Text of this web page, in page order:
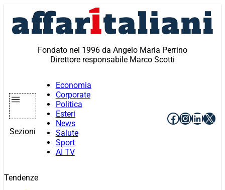
contenuto
Fondato nel 1996 da Angelo Maria Perrino
Direttore responsabile Marco Scotti
Sezioni
Economia
Corporate
Politica
Esteri
News
Salute
Sport
AI TV
Facebook
X
Tendenze